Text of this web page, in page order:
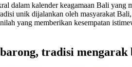
dalam kalender keagamaan Bali
unik dijalankan oleh masyarakat
yang memberikan kesempatan
tradisi mengarak